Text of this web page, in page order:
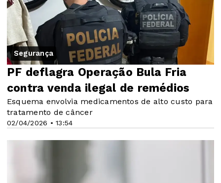
Segurança
02/04/2026 • 13:54
PF deflagra Operação Bula Fria
contra venda ilegal de remédios
Esquema envolvia medicamentos de alto custo para
tratamento de câncer